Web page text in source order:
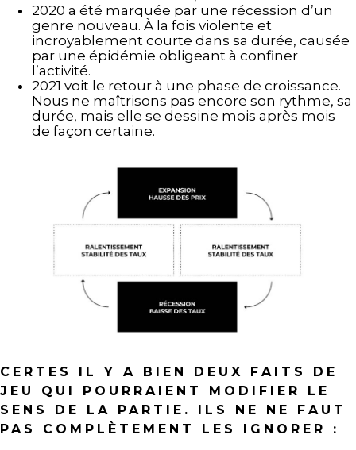
2020 a été marquée par une récession d’un
genre nouveau. À la fois violente et
incroyablement courte dans sa durée, causée
par une épidémie obligeant à confiner
l’activité.
2021 voit le retour à une phase de croissance.
Nous ne maîtrisons pas encore son rythme, sa
durée, mais elle se dessine mois après mois
de façon certaine.
CERTES IL Y A BIEN DEUX FAITS DE
JEU QUI POURRAIENT MODIFIER LE
SENS DE LA PARTIE. ILS NE NE FAUT
PAS COMPLÈTEMENT LES IGNORER :